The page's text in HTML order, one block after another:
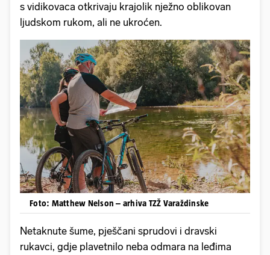
s vidikovaca otkrivaju krajolik nježno oblikovan
ljudskom rukom, ali ne ukroćen.
Foto: Matthew Nelson – arhiva TZŽ Varaždinske
Netaknute šume, pješčani sprudovi i dravski
rukavci, gdje plavetnilo neba odmara na leđima